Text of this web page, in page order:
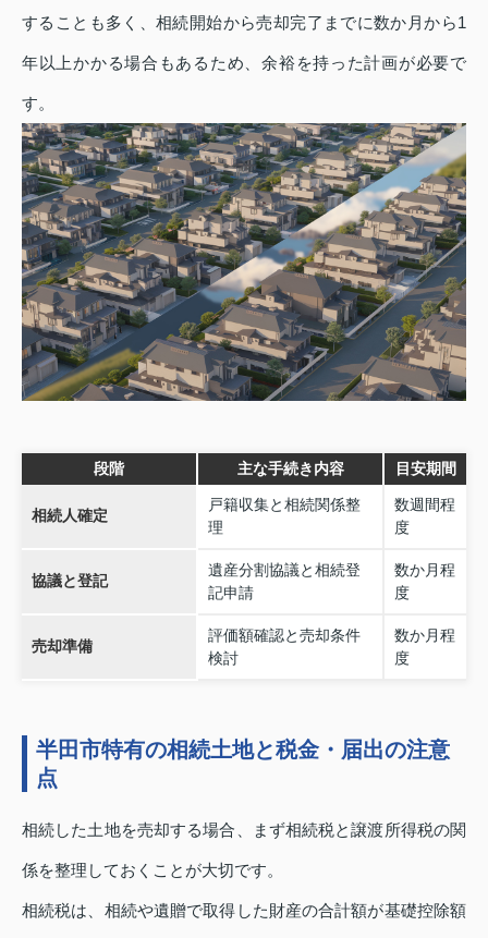
することも多く、相続開始から売却完了までに数か月から1
年以上かかる場合もあるため、余裕を持った計画が必要で
す。
段階 主な手続き内容 目安期間
相続人確定
戸籍収集と相続関係整
理
数週間程
度
協議と登記
遺産分割協議と相続登
記申請
数か月程
度
売却準備
評価額確認と売却条件
検討
数か月程
度
半田市特有の相続土地と税金・届出の注意
点
相続した土地を売却する場合、まず相続税と譲渡所得税の関
係を整理しておくことが大切です。
相続税は、相続や遺贈で取得した財産の合計額が基礎控除額